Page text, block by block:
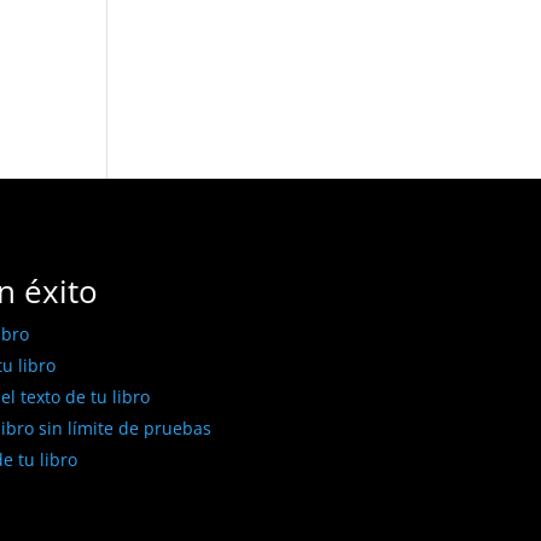
éxito
libro
texto de tu libro
sin límite de pruebas
tu libro